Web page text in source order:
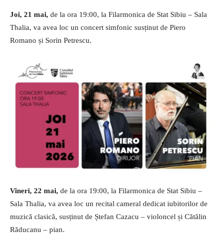
Joi, 21 mai, de la ora 19:00, la Filarmonica de Stat Sibiu – Sala
Thalia, va avea loc un concert simfonic susținut de Piero
Romano și Sorin Petrescu.
Vineri, 22 mai, de la ora 19:00, la Filarmonica de Stat Sibiu –
Sala Thalia, va avea loc un recital cameral dedicat iubitorilor de
muzică clasică, susținut de Ștefan Cazacu – violoncel și Cătălin
Răducanu – pian.